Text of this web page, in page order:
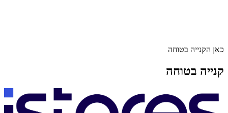
כאן הקנייה בטוחה
קנייה בטוחה